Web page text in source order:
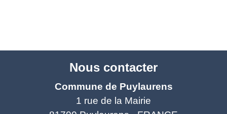
Nous contacter
Commune de Puylaurens
1 rue de la Mairie